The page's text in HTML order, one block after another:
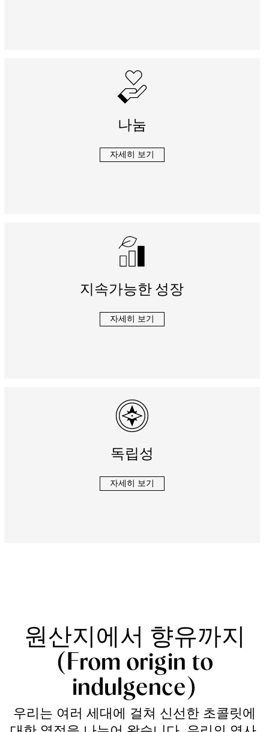
나눔
자세히 보기
지속가능한 성장
자세히 보기
독립성
자세히 보기
원산지에서 향유까지
(From origin to
indulgence)
우리는 여러 세대에 걸쳐 신선한 초콜릿에